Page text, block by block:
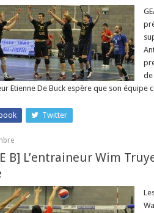
de
Etienne De Buck espère que son
Twitter
B] L’entraineur Wim